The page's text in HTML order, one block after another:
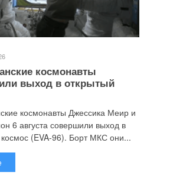
космонавты
выход в открытый
космонавты Джессика Меир и
6 августа совершили выход в
(EVA-96). Борт МКС они...